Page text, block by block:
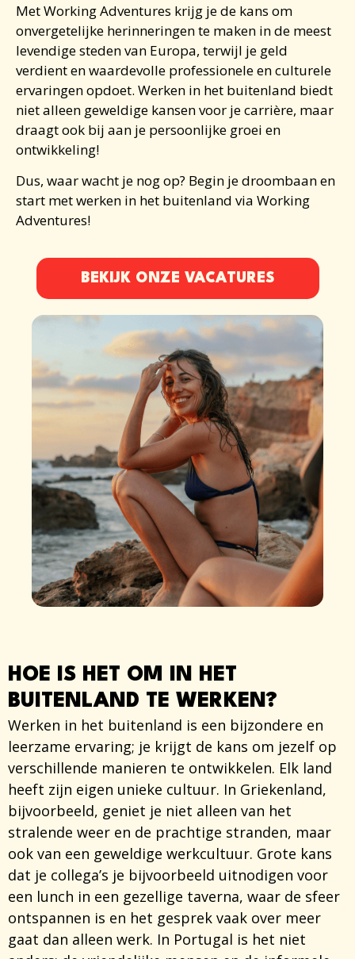
Met Working Adventures krijg je de kans om
onvergetelijke herinneringen te maken in de meest
levendige steden van Europa, terwijl je geld
verdient en waardevolle professionele en culturele
ervaringen opdoet. Werken in het buitenland biedt
niet alleen geweldige kansen voor je carrière, maar
draagt ook bij aan je persoonlijke groei en
ontwikkeling!
Dus, waar wacht je nog op? Begin je droombaan en
start metwerken in het buitenland via Working
Adventures!
BEKIJK ONZE VACATURES
HOE IS HET OM IN HET
BUITENLAND TE WERKEN?
Werken in het buitenland is een bijzondere en
leerzame ervaring; je krijgt de kans om jezelf op
verschillende manieren te ontwikkelen. Elk land
heeft zijn eigen unieke cultuur. In Griekenland,
bijvoorbeeld, geniet je niet alleen van het
stralende weer en de prachtige stranden, maar
ook van een geweldige werkcultuur. Grote kans
dat je collega’s je bijvoorbeeld uitnodigen voor
een lunch in een gezellige taverna, waar de sfeer
ontspannen is en het gesprek vaak over meer
gaat dan alleen werk. In Portugal is het niet